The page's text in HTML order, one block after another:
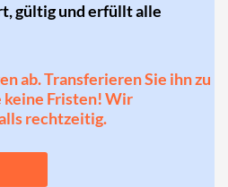
gültig und erfüllt alle
ab. Transferieren Sie ihn zu
keine Fristen! Wir
rechtzeitig.